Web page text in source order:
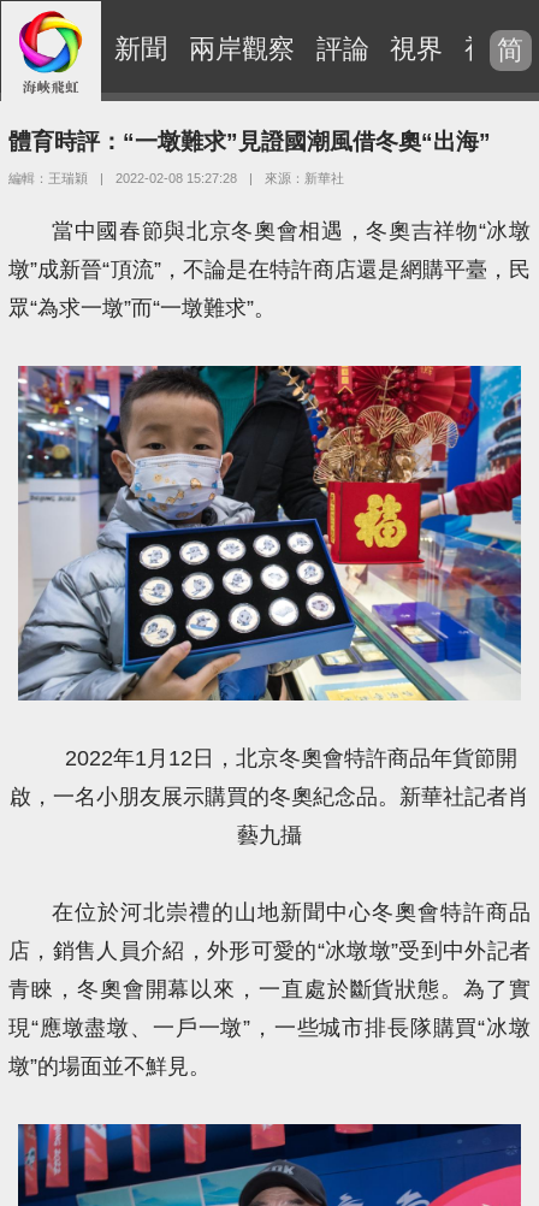
新聞 兩岸觀察 評論 視界 視頻
简
體育時評：“一墩難求”見證國潮風借冬奧“出海”
編輯：王瑞穎 | 2022-02-08 15:27:28 | 來源：新華社
當中國春節與北京冬奧會相遇，冬奧吉祥物“冰墩
墩”成新晉“頂流”，不論是在特許商店還是網購平臺，民
眾“為求一墩”而“一墩難求”。
2022年1月12日，北京冬奧會特許商品年貨節開
啟，一名小朋友展示購買的冬奧紀念品。新華社記者肖
藝九攝
在位於河北崇禮的山地新聞中心冬奧會特許商品
店，銷售人員介紹，外形可愛的“冰墩墩”受到中外記者
青睞，冬奧會開幕以來，一直處於斷貨狀態。為了實
現“應墩盡墩、一戶一墩”，一些城市排長隊購買“冰墩
墩”的場面並不鮮見。